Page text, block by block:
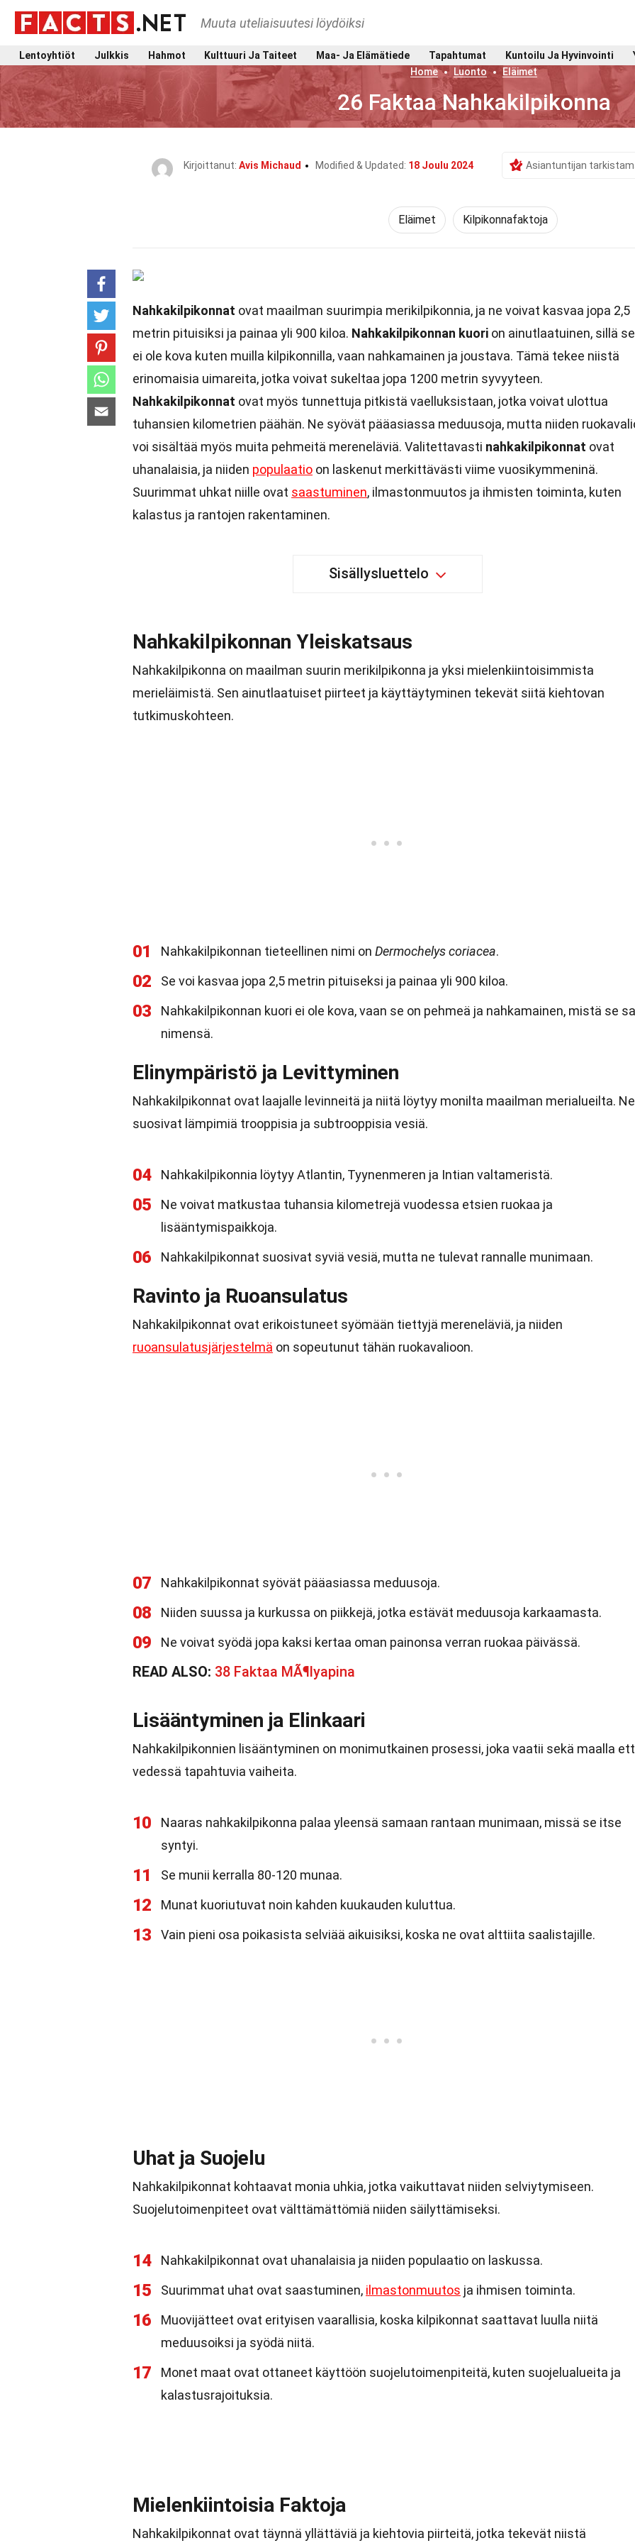
Muuta uteliaisuutesi löydöiksi
Lentoyhtiöt Julkkis Hahmot Kulttuuri Ja Taiteet Maa- Ja Elämätiede Tapahtumat Kuntoilu Ja Hyvinvointi
Home
Luonto Eläimet
26 Faktaa Nahkakilpikonna
Kirjoittanut: Avis Michaud Modified & Updated: 18 Joulu 2024 Asiantuntijan
Eläimet Kilpikonnafaktoja
Nahkakilpikonnat ovat maailman suurimpia merikilpikonnia, ja ne voivat kasvaa jopa 2,5
metrin pituisiksi ja painaa yli 900 kiloa. Nahkakilpikonnan kuori on ainutlaatuinen, sillä se
ei ole kova kuten muilla kilpikonnilla, vaan nahkamainen ja joustava. Tämä tekee niistä
erinomaisia uimareita, jotka voivat sukeltaa jopa 1200 metrin syvyyteen.
Nahkakilpikonnat ovat myös tunnettuja pitkistä vaelluksistaan, jotka voivat ulottua
tuhansien kilometrien päähän. Ne syövät pääasiassa meduusoja, mutta niiden
voi sisältää myös muita pehmeitä mereneläviä. Valitettavasti nahkakilpikonnat ovat
uhanalaisia, ja niiden populaatio on laskenut merkittävästi viime vuosikymmeninä.
Suurimmat uhkat niille ovat saastuminen, ilmastonmuutos ja ihmisten toiminta, kuten
kalastus ja rantojen rakentaminen.
Sisällysluettelo
Nahkakilpikonnan Yleiskatsaus
Nahkakilpikonna on maailman suurin merikilpikonna ja yksi mielenkiintoisimmista
merieläimistä. Sen ainutlaatuiset piirteet ja käyttäytyminen tekevät siitä kiehtovan
tutkimuskohteen.
01 Nahkakilpikonnan tieteellinen nimi on Dermochelys coriacea.
02 Se voi kasvaa jopa 2,5 metrin pituiseksi ja painaa yli 900 kiloa.
03
Nahkakilpikonnan kuori ei ole kova, vaan se on pehmeä ja nahkamainen, mistä se
nimensä.
Elinympäristö ja Levittyminen
Nahkakilpikonnat ovat laajalle levinneitä ja niitä löytyy monilta maailman merialueilta. Ne
suosivat lämpimiä trooppisia ja subtrooppisia vesiä.
04 Nahkakilpikonnia löytyy Atlantin, Tyynenmeren ja Intian valtameristä.
05
Ne voivat matkustaa tuhansia kilometrejä vuodessa etsien ruokaa ja
lisääntymispaikkoja.
06 Nahkakilpikonnat suosivat syviä vesiä, mutta ne tulevat rannalle munimaan.
Ravinto ja Ruoansulatus
Nahkakilpikonnat ovat erikoistuneet syömään tiettyjä mereneläviä, ja niiden
ruoansulatusjärjestelmä on sopeutunut tähän ruokavalioon.
07 Nahkakilpikonnat syövät pääasiassa meduusoja.
08 Niiden suussa ja kurkussa on piikkejä, jotka estävät meduusoja karkaamasta.
09 Ne voivat syödä jopa kaksi kertaa oman painonsa verran ruokaa päivässä.
READ ALSO: 38 Faktaa MÃ¶lyapina
Lisääntyminen ja Elinkaari
Nahkakilpikonnien lisääntyminen on monimutkainen prosessi, joka vaatii sekä maalla
vedessä tapahtuvia vaiheita.
10
Naaras nahkakilpikonna palaa yleensä samaan rantaan munimaan, missä se itse
syntyi.
11 Se munii kerralla 80-120 munaa.
12 Munat kuoriutuvat noin kahden kuukauden kuluttua.
13 Vain pieni osa poikasista selviää aikuisiksi, koska ne ovat alttiita saalistajille.
Uhat ja Suojelu
Nahkakilpikonnat kohtaavat monia uhkia, jotka vaikuttavat niiden selviytymiseen.
Suojelutoimenpiteet ovat välttämättömiä niiden säilyttämiseksi.
14 Nahkakilpikonnat ovat uhanalaisia ja niiden populaatio on laskussa.
15 Suurimmat uhat ovat saastuminen, ilmastonmuutos ja ihmisen toiminta.
16
Muovijätteet ovat erityisen vaarallisia, koska kilpikonnat saattavat luulla niitä
meduusoiksi ja syödä niitä.
17
Monet maat ovat ottaneet käyttöön suojelutoimenpiteitä, kuten suojelualueita ja
kalastusrajoituksia.
Mielenkiintoisia Faktoja
Nahkakilpikonnat ovat täynnä yllättäviä ja kiehtovia piirteitä, jotka tekevät niistä